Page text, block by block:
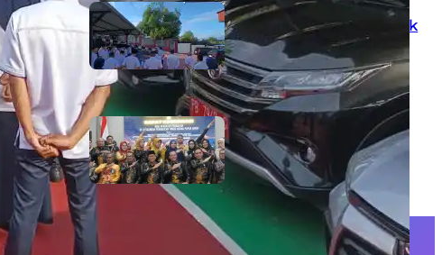
Apresiasi Kesuksesan Rakor dan
Bimtek, Ketua PTA Papua Barat Ajak
Aparatur Siapkan HUT ke-81
Mahkamah Agung RI
3 August 2026
Bimbingan Teknis Pelatihan
Singkat Eksekusi Perdata & Rapat
Koordinasi Bagi Aparatur Peradilan
Agama Sewilayah PTA Papua Barat
1 August 2026